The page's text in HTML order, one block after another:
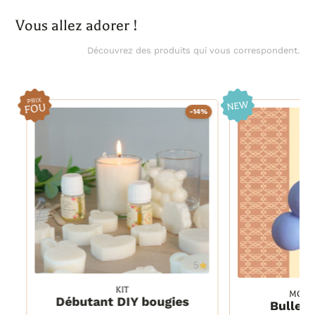
Vous allez adorer !
Découvrez des produits qui vous correspondent.
-14%
1 kit
5
KIT
Débutant DIY bougies Bulles